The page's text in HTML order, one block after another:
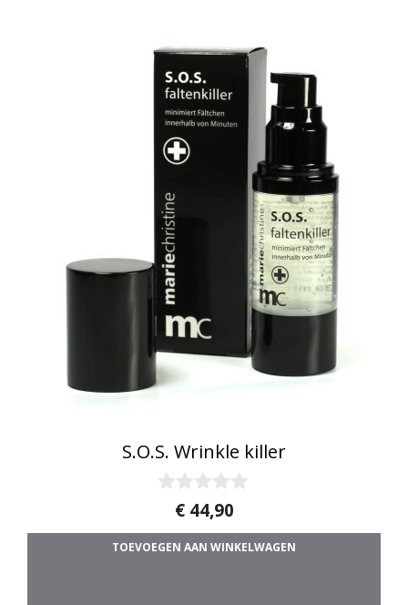
S.O.S. Wrinkle killer
a
n
€44,90
TOEVOEGEN AAN WINKELWAGEN